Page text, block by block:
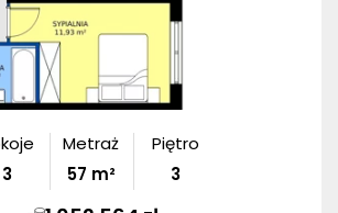
3
Metraż
57 m²
Piętro
3